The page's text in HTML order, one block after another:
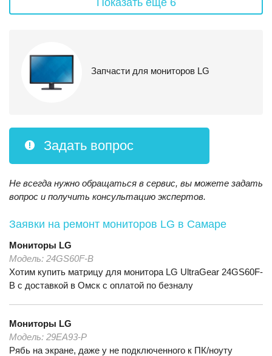
Показать еще 6
Запчасти для мониторов LG
Задать вопрос
Не всегда нужно обращаться в сервис, вы можете задать
вопрос и получить консультацию экспертов.
Заявки на ремонт мониторов LG в Самаре
Мониторы LG
Модель: 24GS60F-B
Хотим купить матрицу для монитора LG UltraGear 24GS60F-
B с доставкой в Омск с оплатой по безналу
Мониторы LG
Модель: 29EA93-P
Рябь на экране, даже у не подключенного к ПК/ноуту